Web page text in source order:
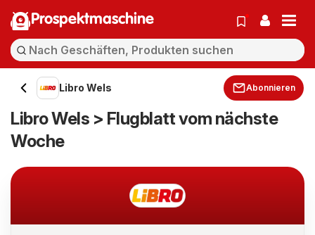
Prospektmaschine
Libro Wels Abonnieren
Libro Wels > Flugblatt vom nächste
Woche